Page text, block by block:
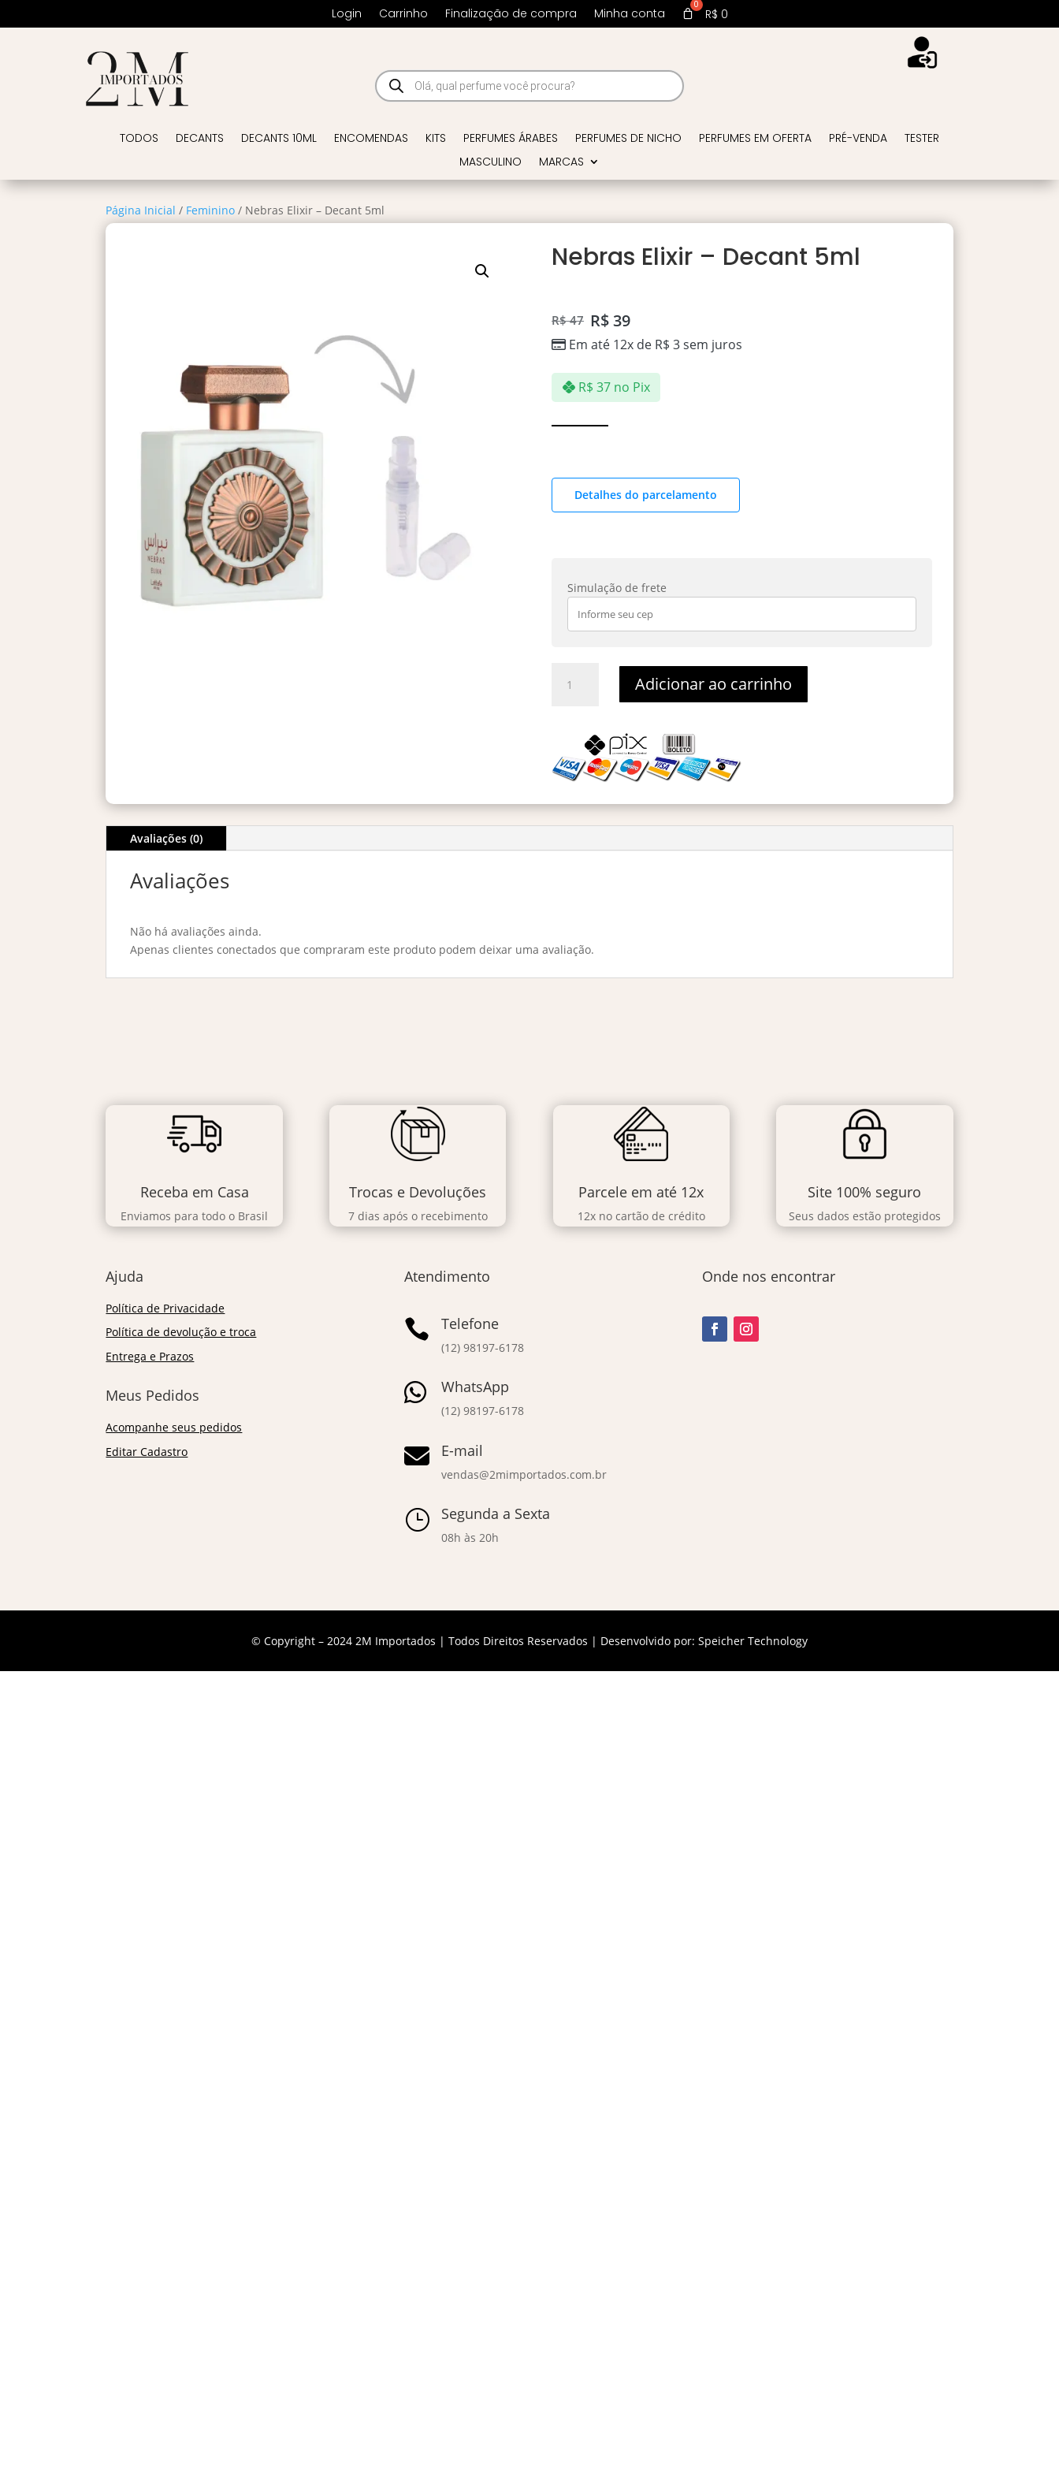
Login Carrinho Finalização de compra Minha conta R$ 0
Pesquisar
produtos
TODOS DECANTS DECANTS 10ML ENCOMENDAS KITS PERFUMES ÁRABES PERFUMES DE NICHO PERFUMES EM OFERTA PRÉ-VENDA
TESTER
MASCULINO
MARCAS
Página Inicial / Feminino / Nebras Elixir – Decant 5ml
Nebras Elixir – Decant 5ml
R$47 R$39
Em até 12x de R$ 3sem juros
R$ 37 no Pix
Detalhes do parcelamento
Simulação de frete
Elixir
quantidade
Adicionar ao carrinho
Avaliações (0)
Avaliações
Não há avaliações ainda.
Apenas clientes conectados que compraram este produto podem deixar uma avaliação.
Receba em Casa
Enviamos para todo o Brasil
Trocas e Devoluções
7 dias após o recebimento
Parcele em até 12x
12x no cartão de crédito
Site 100% seguro
Seus dados estão protegidos
Ajuda
Política de Privacidade
Política de devolução e troca
Entrega e Prazos
Meus Pedidos
Acompanhe seus pedidos
Editar Cadastro
Atendimento
 Telefone
(12) 98197-6178
 WhatsApp
(12) 98197-6178
 E-mail
vendas@2mimportados.com.br
} Segunda a Sexta
08h às 20h
Onde nos encontrar
© Copyright – 2024 2M Importados | Todos Direitos Reservados | Desenvolvido por: Speicher Technology